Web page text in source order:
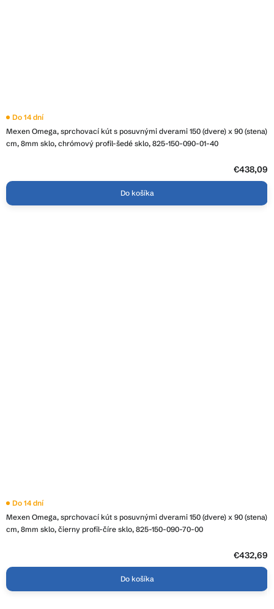
Mexen Omega, sprchovací kút s posuvnými dverami 150 (dvere) x 90 (stena)
cm, 8mm sklo, chrómový profil-šedé sklo, 825-150-090-01-40
Do 14 dní
€438,09
Do košíka
Mexen Omega, sprchovací kút s posuvnými dverami 150 (dvere) x 90 (stena)
cm, 8mm sklo, čierny profil-číre sklo, 825-150-090-70-00
Do 14 dní
€432,69
Do košíka